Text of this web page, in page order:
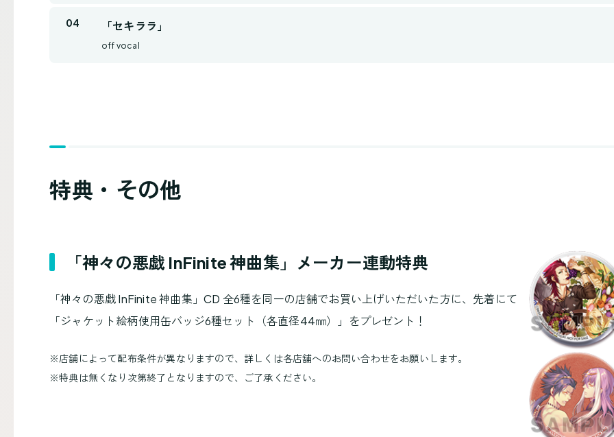
「セキララ」
off vocal
特典・その他
「神々の悪戯 InFinite 神曲集」メーカー連動特典
「神々の悪戯 InFinite 神曲集」CD 全6種を同一の店舗でお買い上げいただいた方に、先着にて
「ジャケット絵柄使用缶バッジ6種セット（各直径44㎜）」をプレゼント！
※店舗によって配布条件が異なりますので、詳しくは各店舗へのお問い合わせをお願いします。
※特典は無くなり次第終了となりますので、ご了承ください。